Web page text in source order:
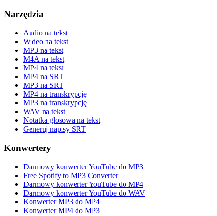
Narzędzia
Audio na tekst
Wideo na tekst
MP3 na tekst
M4A na tekst
MP4 na tekst
MP4 na SRT
MP3 na SRT
MP4 na transkrypcję
MP3 na transkrypcję
WAV na tekst
Notatka głosowa na tekst
Generuj napisy SRT
Konwertery
Darmowy konwerter YouTube do MP3
Free Spotify to MP3 Converter
Darmowy konwerter YouTube do MP4
Darmowy konwerter YouTube do WAV
Konwerter MP3 do MP4
Konwerter MP4 do MP3